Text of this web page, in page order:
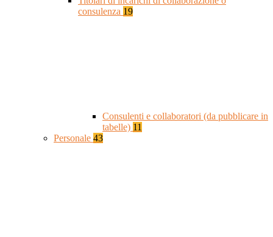
consulenza 19
Consulenti e collaboratori (da pubblicare in
tabelle) 11
Personale 43